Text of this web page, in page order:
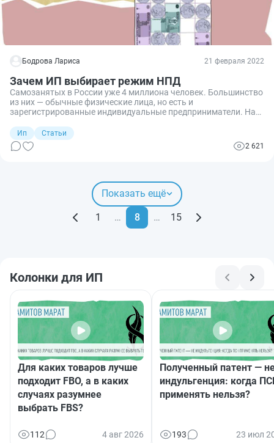
Бодрова Лариса 21 февраля 2022
Зачем ИП выбирает режим НПД
Самозанятых в России уже 4 миллиона человек. Большинство
из них — обычные физические лица, но есть и
зарегистрированные индивидуальные предприниматели. На
Ип
Статьи
2 621
Показать ещё
1 … 8 … 15
Колонки для ИП
Для каких товаров лучше
подходит FBO, а в каких
случаях разумнее
выбрать FBS?
112 4 авг 2026
Полученный патент —
индульгенция: когда
применять нельзя?
193 23 июл